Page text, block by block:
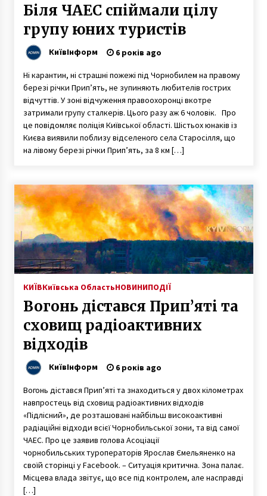
Біля ЧАЕС спіймали цілу
групу юних туристів
КиївІнформ 6 років ago
Ні карантин, ні страшні пожежі під Чорнобилем на правому
березі річки Прип’ять, не зупиняють любителів гострих
відчуттів. У зоні відчуження правоохоронці вкотре
затримали групу сталкерів. Цього разу аж 6 чоловік. Про
це повідомляє поліція Київської області. Шістьох юнаків із
Києва виявили поблизу відселеного села Старосілля, що
на лівому березі річки Прип’ять, за 8 км […]
КИЇВКиївська ОбластьНОВИНИПОДІЇ
Вогонь дістався Прип’яті та
сховищ радіоактивних
відходів
КиївІнформ 6 років ago
Вогонь дістався Прип’яті та знаходиться у двох кілометрах
навпростець від сховищ радіоактивних відходів
«Підлісний», де розташовані найбільш високоактивні
радіаційні відходи всієї Чорнобильської зони, та від самої
ЧАЕС. Про це заявив голова Асоціації
чорнобильських туроператорів Ярослав Ємельяненко на
своїй сторінці у Facebook. – Ситуація критична. Зона палає.
Місцева влада звітує, що все під контролем, але насправді
[…]